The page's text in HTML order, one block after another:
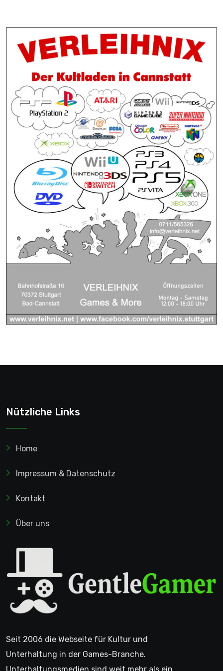
Nützliche Links
Home
Impressum & Datenschutz
Kontakt
Über uns
Seit 2006 die Webseite für Kultur und
Unterhaltung in der Games-Branche.
Unterhaltungsmedien sind weit mehr als ein